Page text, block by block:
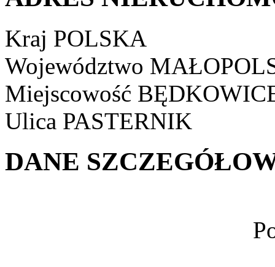
Kraj POLSKA
Województwo
Miejscowość
Ulica PASTERNIK
DANE